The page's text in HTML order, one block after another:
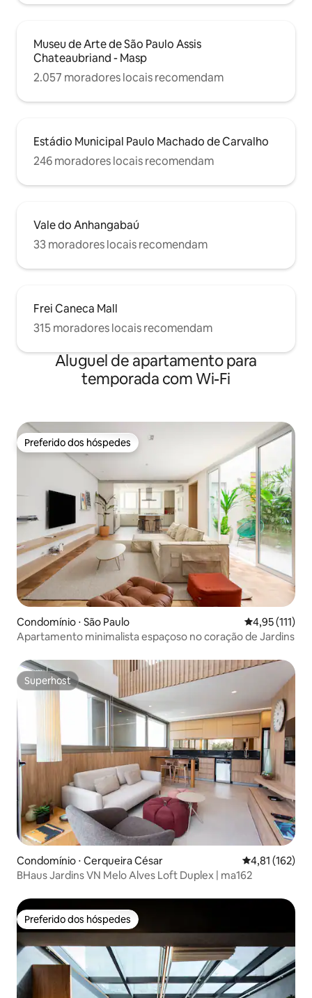
Museu de Arte de São Paulo Assis
Chateaubriand - Masp
2.057 moradores locais recomendam
Estádio Municipal Paulo Machado de Carvalho
246 moradores locais recomendam
Vale do Anhangabaú
33 moradores locais recomendam
Frei Caneca Mall
315 moradores locais recomendam
Aluguel de apartamento para
temporada com Wi-Fi
Preferido dos hóspedes
Preferido dos hóspedes
Condomínio ⋅ São Paulo 4,95 de uma
4,95 (111)
Apartamento minimalista espaçoso no coração de Jardins
Superhost
Superhost
Condomínio ⋅ Cerqueira César 4,81 de uma
4,81 (162)
BHaus Jardins VN Melo Alves Loft Duplex | ma162
Preferido dos hóspedes
Preferido dos hóspedes